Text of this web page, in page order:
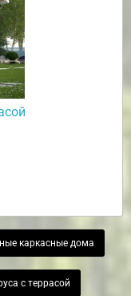
каркасные дома
с террасой